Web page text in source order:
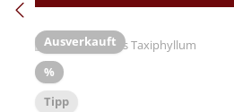
Ausverkauft
%Rabatt
Tipp